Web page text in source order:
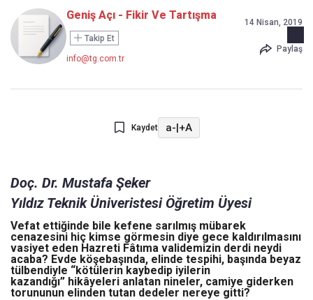
Geniş Açı - Fikir Ve Tartışma
Takip Et
info@tg.com.tr
14 Nisan, 2019
Paylaş
Kaydet a-|+A
Doç. Dr. Mustafa Şeker
Yıldız Teknik Üniveristesi Öğretim Üyesi
Vefat ettiğinde bile kefene sarılmış mübarek
cenazesini hiç kimse görmesin diye gece kaldırılmasını
vasiyet eden Hazreti Fâtıma validemizin derdi neydi
acaba? Evde köşebaşında, elinde tespihi, başında beyaz
tülbendiyle “kötülerin kaybedip iyilerin
kazandığı” hikâyeleri anlatan nineler, camiye giderken
torununun elinden tutan dedeler nereye gitti?